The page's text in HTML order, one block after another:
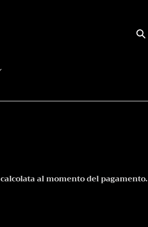
calcolata al momento del pagamento.